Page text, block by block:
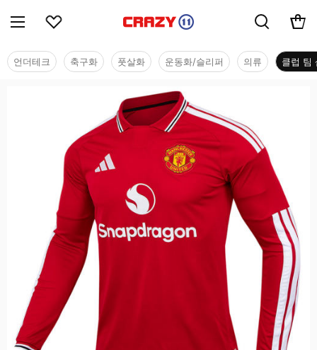
언더테크 축구화 풋살화 운동화/슬리퍼 의류 클럽 팀